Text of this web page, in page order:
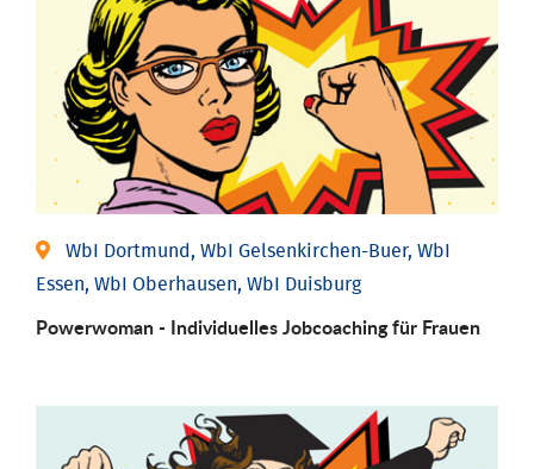
WbI Dortmund, WbI Gelsenkirchen-Buer, WbI
Essen, WbI Oberhausen, WbI Duisburg
Powerwoman - Individu­elles Job­coaching für Frauen